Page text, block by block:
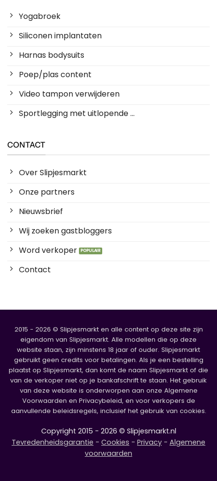
Yogabroek
Siliconen implantaten
Harnas bodysuits
Poep/plas content
Video tampon verwijderen
Sportlegging met uitlopende ...
CONTACT
Over Slipjesmarkt
Onze partners
Nieuwsbrief
Wij zoeken gastbloggers
Word verkoper
Contact
2015 - 2026 © Slipjesmarkt en alle content op deze site zijn
eigendom van Slipjesmarkt. Alle modellen die op deze
website staan, zijn minstens 18 jaar of ouder. Slipjesmarkt
gebruikt geen credits voor betalingen. Als je een bestelling
plaatst op Slipjesmarkt, dan komt de naam Slipjesmarkt of die
van de verkoper niet op je bankafschrift te staan. Het gebruik
van deze website is onderworpen aan onze Algemene
Voorwaarden en Privacybeleid, en voor verkopers de
aanvullende beleidsregels, inclusief het gebruik van cookies.
Copyright 2015 - 2026 © Slipjesmarkt.nl
Tevredenheidsgarantie - Cookies - Privacy - Algemene
voorwaarden